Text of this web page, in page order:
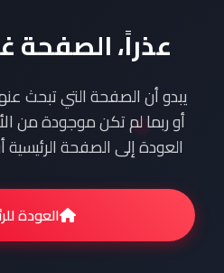
عذراً، الصفحة
يبدو أن الصفحة التي تبحث
أو ربما لم تكن موجودة من
العودة إلى الصفحة الرئيسية
العودة